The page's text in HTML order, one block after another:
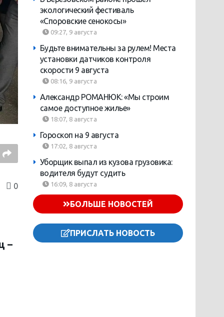
0
–
экологический фестиваль
«Споровские сенокосы»
09:27, 9 августа
Будьте внимательны за рулем! Места
установки датчиков контроля
скорости 9 августа
08:16, 9 августа
Александр РОМАНЮК: «Мы строим
самое доступное жилье»
18:07, 8 августа
Гороскоп на 9 августа
17:02, 8 августа
Уборщик выпал из кузова грузовика:
водителя будут судить
16:09, 8 августа
БОЛЬШЕ НОВОСТЕЙ
ПРИСЛАТЬ НОВОСТЬ